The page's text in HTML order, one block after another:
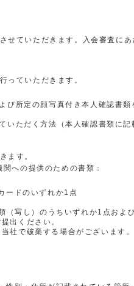
ていただきます。入会審査に
っていただきます。
び所定の顔写真付き本人確認書
ただく方法（本人確認書類に
ます。
への提供のための書類：
ードのいずれか1点
写し）のうちいずれか1点およ
出ください。
社で破棄する場合がございます。